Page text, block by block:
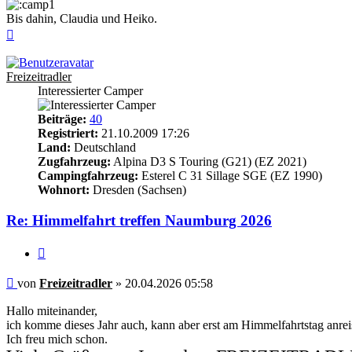
Bis dahin, Claudia und Heiko.
Freizeitradler
Interessierter Camper
Beiträge: 40
Registriert: 21.10.2009 17:26
Land: Deutschland
Zugfahrzeug: Alpina D3 S Touring (G21) (EZ 2021)
Campingfahrzeug: Esterel C 31 Sillage SGE (EZ 1990)
Wohnort: Dresden (Sachsen)
Re: Himmelfahrt treffen Naumburg 2026
Beitrag
von Freizeitradler » 20.04.2026 05:58
Hallo miteinander,
ich komme dieses Jahr auch, kann aber erst am Himmelfahrtstag
Ich freu mich schon.